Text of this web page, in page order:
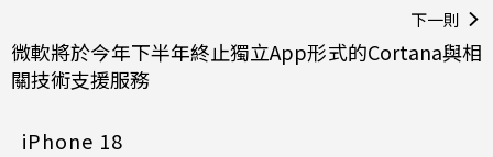
下一則
微軟將於今年下半年終止獨立App形式的Cortana與相
關技術支援服務
iPhone 18